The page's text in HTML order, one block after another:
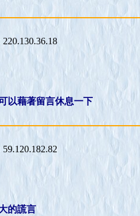
220.130.36.18
以藉著留言休息一下
59.120.182.82
的謊言